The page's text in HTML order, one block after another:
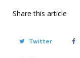
Share this article
Twitter